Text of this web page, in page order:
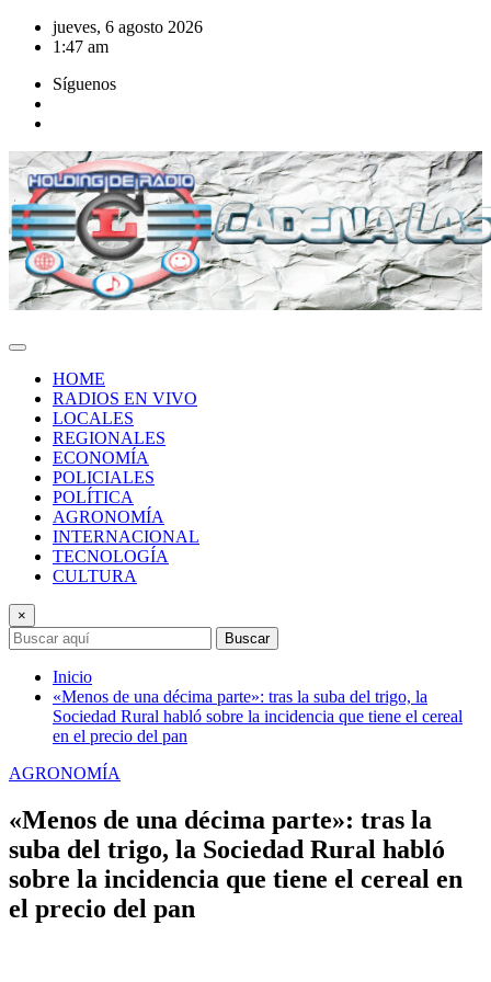
Saltar
jueves, 6 agosto 2026
1:47 am
Síguenos
HOME
RADIOS EN VIVO
LOCALES
REGIONALES
ECONOMÍA
POLICIALES
POLÍTICA
AGRONOMÍA
INTERNACIONAL
TECNOLOGÍA
CULTURA
×
Buscar
Inicio
«Menos de una décima parte»: tras la suba del trigo, la
Sociedad Rural habló sobre la incidencia que tiene el cereal
en el precio del pan
AGRONOMÍA
«Menos de una décima parte»: tras la
suba del trigo, la Sociedad Rural habló
sobre la incidencia que tiene el cereal en
el precio del pan